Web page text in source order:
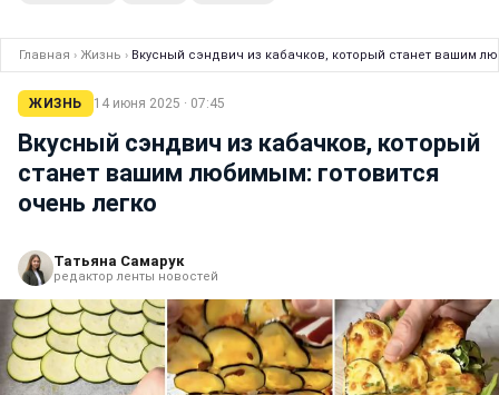
Главная › Жизнь › Вкусный сэндвич из кабачков, который станет вашим
ЖИЗНЬ 14 июня 2025 · 07:45
Вкусный сэндвич из кабачков, который
станет вашим любимым: готовится
очень легко
Татьяна Самарук
редактор ленты новостей